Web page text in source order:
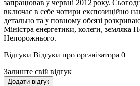
запрацював у червні 2012 року.
включає в себе чотири експозиційно
детально та у повному обсязі
Міністра енергетики, колеги, земляка
Непорожнього.
Відгуки Відгуки про організатора 0
Залиште свій відгук
Додати відгук